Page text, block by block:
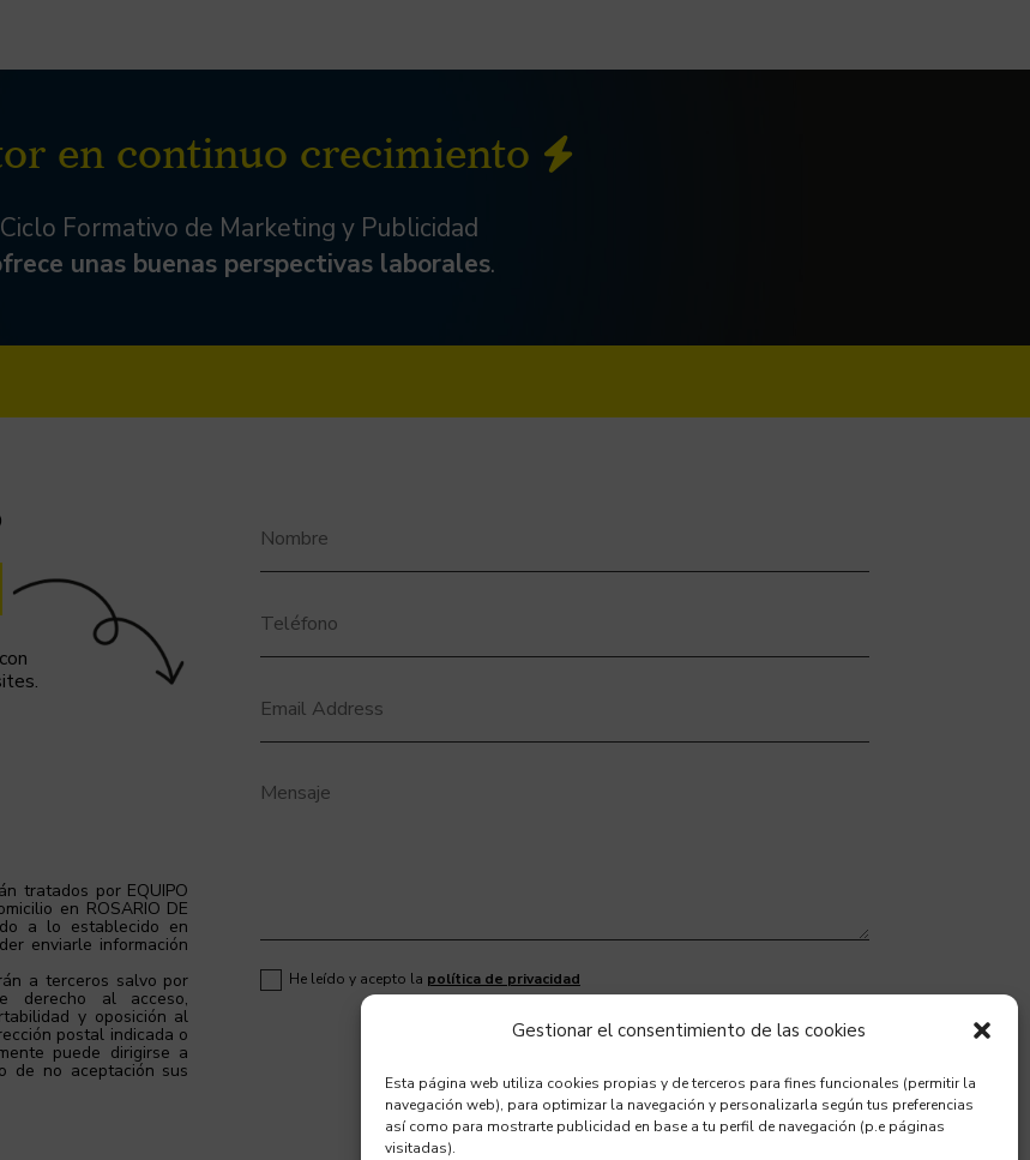
Gestionar el consentimiento de las cookies
Esta página web utiliza cookies propias y de terceros para fines funcionales (permitir la
navegación web), para optimizar la navegación y personalizarla según tus preferencias
así como para mostrarte publicidad en base a tu perfil de navegación (p.e páginas
visitadas).
en continuo crecimiento
Formativo de Marketing y Publicidad
unas buenas perspectivas laborales.
tratados por EQUIPO
en ROSARIO DE
a lo establecido en
enviarle información
a terceros salvo por
derecho al acceso,
y oposición al
postal indicada o
puede dirigirse a
de no aceptación sus
He leído y acepto la política de privacidad
Enviar